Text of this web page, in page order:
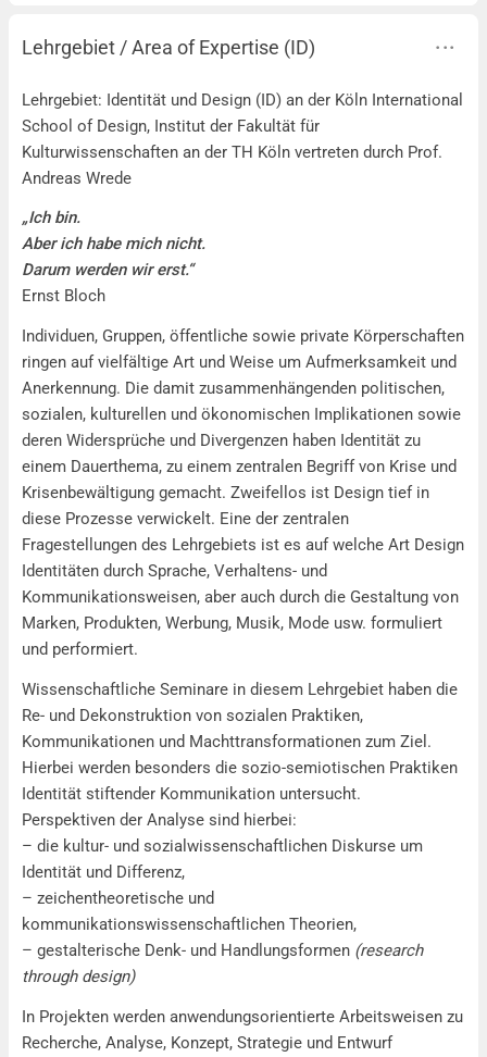
Lehrgebiet / Area of Expertise (ID)
Lehrgebiet / Area of Expertise (ID)
Lehrgebiet: Identität und Design (ID) an der Köln International
School of Design, Institut der Fakultät für
Kulturwissenschaften an der TH Köln vertreten durch Prof.
Andreas Wrede
„Ich bin.
Aber ich habe mich nicht.
Darum werden wir erst.“
Ernst Bloch
Individuen, Gruppen, öffentliche sowie private Körperschaften
ringen auf vielfältige Art und Weise um Aufmerksamkeit und
Anerkennung. Die damit zusammenhängenden politischen,
sozialen, kulturellen und ökonomischen Implikationen sowie
deren Widersprüche und Divergenzen haben Identität zu
einem Dauerthema, zu einem zentralen Begriff von Krise und
Krisenbewältigung gemacht. Zweifellos ist Design tief in
diese Prozesse verwickelt. Eine der zentralen
Fragestellungen des Lehrgebiets ist es auf welche Art Design
Identitäten durch Sprache, Verhaltens- und
Kommunikationsweisen, aber auch durch die Gestaltung von
Marken, Produkten, Werbung, Musik, Mode usw. formuliert
und performiert.
Wissenschaftliche Seminare in diesem Lehrgebiet haben die
Re- und Dekonstruktion von sozialen Praktiken,
Kommunikationen und Machttransformationen zum Ziel.
Hierbei werden besonders die sozio-semiotischen Praktiken
Identität stiftender Kommunikation untersucht.
Perspektiven der Analyse sind hierbei:
– die kultur- und sozialwissenschaftlichen Diskurse um
Identität und Differenz,
– zeichentheoretische und
kommunikationswissenschaftlichen Theorien,
– gestalterische Denk- und Handlungsformen (research
through design)
In Projekten werden anwendungsorientierte Arbeitsweisen zu
Recherche, Analyse, Konzept, Strategie und Entwurf